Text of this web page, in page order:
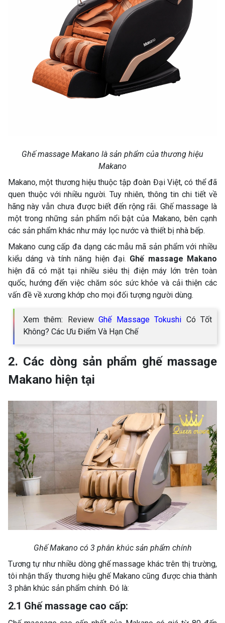
Ghế massage Makano là sản phẩm của thương hiệu
Makano
Makano, một thương hiệu thuộc tập đoàn Đại Việt, có thể đã
quen thuộc với nhiều người. Tuy nhiên, thông tin chi tiết về
hãng này vẫn chưa được biết đến rộng rãi. Ghế massage là
một trong những sản phẩm nổi bật của Makano, bên cạnh
các sản phẩm khác như máy lọc nước và thiết bị nhà bếp.
Makano cung cấp đa dạng các mẫu mã sản phẩm với nhiều
kiểu dáng và tính năng hiện đại. Ghế massage Makano
hiện đã có mặt tại nhiều siêu thị điện máy lớn trên toàn
quốc, hướng đến việc chăm sóc sức khỏe và cải thiện các
vấn đề về xương khớp cho mọi đối tượng người dùng.
Xem thêm: ReviewGhế Massage Tokushi Có Tốt
Không? Các Ưu Điểm Và Hạn Chế
2. Các dòng sản phẩm ghế massage
Makano hiện tại
Ghế Makano có 3 phân khúc sản phẩm chính
Tương tự như nhiều dòng ghế massage khác trên thị trường,
tôi nhận thấy thương hiệu ghế Makano cũng được chia thành
3 phân khúc sản phẩm chính. Đó là:
2.1 Ghế massage cao cấp: